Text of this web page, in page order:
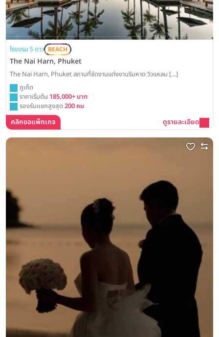
โรงแรม 5 ดาว BEACH
The Nai Harn, Phuket
The Nai Harn, Phuket สถานที่จัดงานแต่งงานริมหาด วิวแหลม […]
ภูเก็ต
ราคาเริ่มต้น 185,000+ บาท
รองรับแขกสูงสุด 200 คน
คลิกขอแพ็กเกจ ดูรายละเอียด